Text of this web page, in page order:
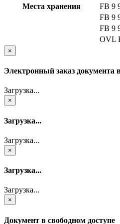
Места хранения
FB 9
FB 9
FB 9
OVL
×
Электронный заказ документа
Загрузка...
×
Загрузка...
Загрузка...
×
Загрузка...
Загрузка...
×
Документ в свободном доступе